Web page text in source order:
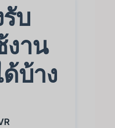
บ
งาน
บ้าง